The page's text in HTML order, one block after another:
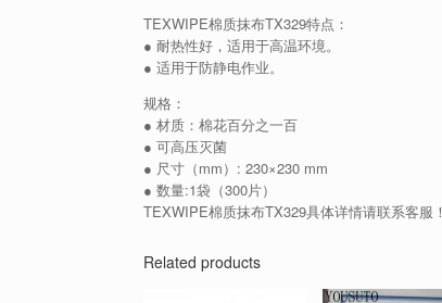
TEXWIPE棉质抹布TX329特点：
● 耐热性好，适用于高温环境。
● 适用于防静电作业。
规格：
● 材质：棉花百分之一百
● 可高压灭菌
● 尺寸（mm）: 230×230 mm
● 数量:1袋（300片）
TEXWIPE棉质抹布TX329具体详情请联系客服！
Related products